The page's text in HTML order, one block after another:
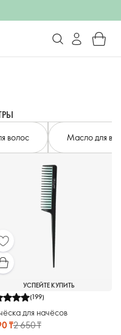
волос Масло для
УСПЕЙТЕ КУПИТЬ
(199)
для начёсов
₸2 650 ₸